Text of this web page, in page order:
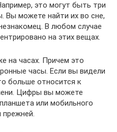
это могут быть три
Вы можете найти их во сне,
В любом случае
на этих вещах.
на часах. Причем это
часы. Если вы видели
больше относится к
Цифры вы можете
или мобильного
прежней.